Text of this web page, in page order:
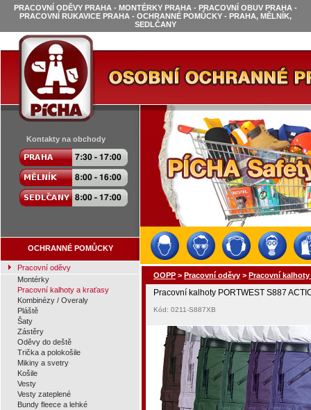
PRACOVNÍ ODĚVY PRAHA - MONTÉRKY PRAHA - PRACOVNÍ OBUV PRAHA -
PRACOVNÍ RUKAVICE PRAHA - OCHRANNÉ POMŮCKY - PRAHA, MĚLNÍK,
SEDLČANY
Kontakty na obchody
OCHRANNÉ POMŮCKY
Pracovní oděvy
Montérky
Pracovní kalhoty a kraťasy
Kombinézy / Overaly
Pláště
Šaty
Zástěry
Oděvy do deště
Trička a polokošile
Mikiny a svetry
Košile
Vesty
Vesty zateplené
Bundy fleece a lehké
OOPP > Pracovní oděvy > Pracovní
Pracovní kalhoty PORTWEST S887
Kód: 0211-S887XB